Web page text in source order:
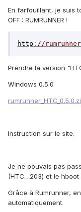
En farfouillant, je suis
OFF : RUMRUNNER !
http : //
Prendre la version
Windows 0.5.0
Instruction sur le site.
Je ne pouvais pas
(HTC__203) et le hboot
Grâce à Rumrunner,
automatiquement.